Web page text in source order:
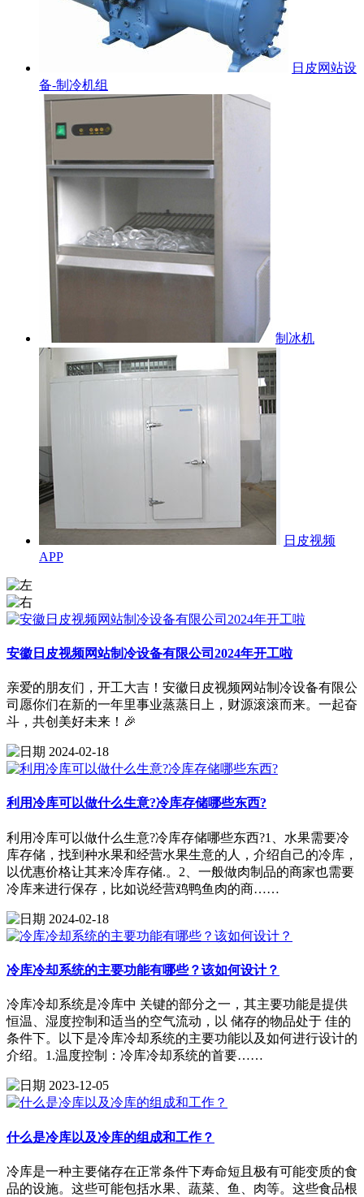
日皮网站设
备-制冷机组
制冰机
日皮视频
APP
安徽日皮视频网站制冷设备有限公司2024年开工啦
亲爱的朋友们，开工大吉！安徽日皮视频网站制冷设备有限公
司愿你们在新的一年里事业蒸蒸日上，财源滚滚而来。一起奋
斗，共创美好未来！🎉
2024-02-18
利用冷库可以做什么生意?冷库存储哪些东西?
利用冷库可以做什么生意?冷库存储哪些东西?1、水果需要冷
库存储，找到种水果和经营水果生意的人，介绍自己的冷库，
以优惠价格让其来冷库存储.。2、一般做肉制品的商家也需要
冷库来进行保存，比如说经营鸡鸭鱼肉的商……
2024-02-18
冷库冷却系统的主要功能有哪些？该如何设计？
冷库冷却系统是冷库中 关键的部分之一，其主要功能是提供
恒温、湿度控制和适当的空气流动，以 储存的物品处于 佳的
条件下。以下是冷库冷却系统的主要功能以及如何进行设计的
介绍。1.温度控制：冷库冷却系统的首要……
2023-12-05
什么是冷库以及冷库的组成和工作？
冷库是一种主要储存在正常条件下寿命短且极有可能变质的食
品的设施。这些可能包括水果、蔬菜、鱼、肉等。这些食品根